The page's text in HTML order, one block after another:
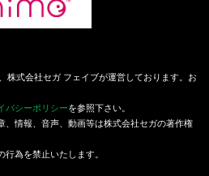
株式会社セガ フェイブが運営しております。お
バシーポリシーを参照下さい。
、情報、音声、動画等は株式会社セガの著作権
為を禁止いたします。